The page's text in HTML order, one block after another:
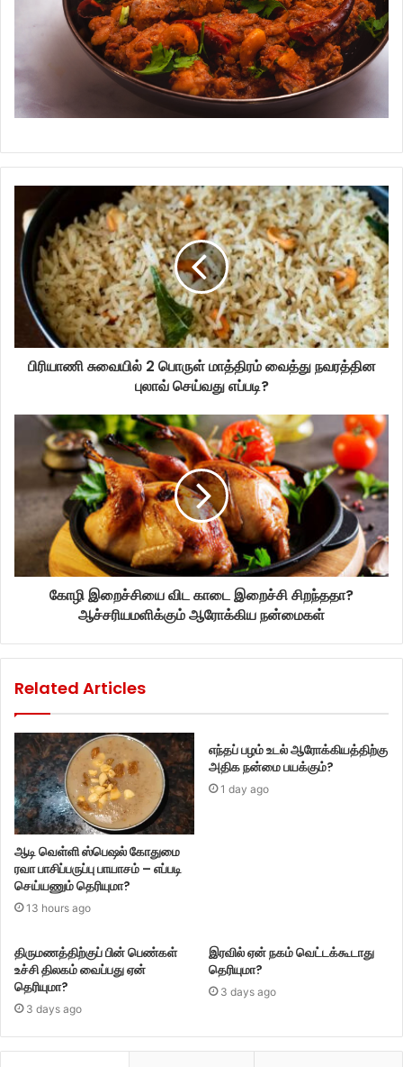
பிரியாணி சுவையில் 2 பொருள் மாத்திரம் வைத்து நவரத்தின
புலாவ் செய்வது எப்படி?
கோழி இறைச்சியை விட காடை இறைச்சி சிறந்ததா?
ஆச்சரியமளிக்கும் ஆரோக்கிய நன்மைகள்
Related Articles
ஆடி வெள்ளி ஸ்பெஷல் கோதுமை
ரவா பாசிப்பருப்பு பாயாசம் – எப்படி
செய்யணும் தெரியுமா?
13 hours ago
எந்தப் பழம் உடல் ஆரோக்கியத்திற்கு
அதிக நன்மை பயக்கும்?
1 day ago
திருமணத்திற்குப் பின் பெண்கள்
உச்சி திலகம் வைப்பது ஏன்
தெரியுமா?
3 days ago
இரவில் ஏன் நகம் வெட்டக்கூடாது
தெரியுமா?
3 days ago